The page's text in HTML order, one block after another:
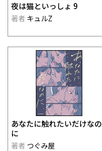
夜は猫といっしょ 9
著者 キュルZ
あなたに触れたいだけなの
に
著者 つぐみ屋